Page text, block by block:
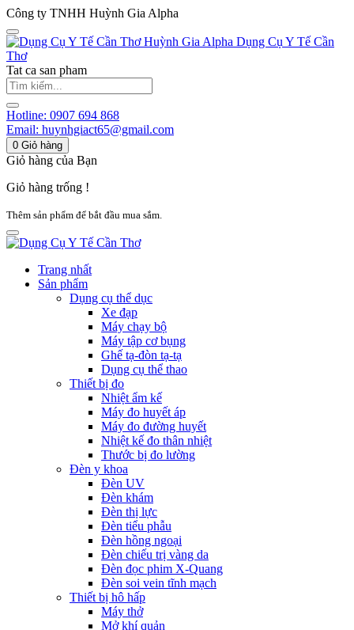
Công ty TNHH Huỳnh Gia Alpha
Huỳnh Gia Alpha Dụng Cụ Y Tế Cần
Thơ
Tat ca san pham
Hotline: 0907 694 868
Email: huynhgiact65@gmail.com
0 Giỏ hàng
Giỏ hàng của Bạn
Giỏ hàng trống !
Thêm sản phẩm để bắt đầu mua sắm.
Trang nhất
Sản phẩm
Dụng cụ thể dục
Xe đạp
Máy chạy bộ
Máy tập cơ bụng
Ghế tạ-đòn tạ-tạ
Dụng cụ thể thao
Thiết bị đo
Nhiệt ẩm kế
Máy đo huyết áp
Máy đo đường huyết
Nhiệt kế đo thân nhiệt
Thước bị đo lường
Đèn y khoa
Đèn UV
Đèn khám
Đèn thị lực
Đèn tiểu phẫu
Đèn hồng ngoại
Đèn chiếu trị vàng da
Đèn đọc phim X-Quang
Đèn soi vein tĩnh mạch
Thiết bị hô hấp
Máy thở
Mở khí quản